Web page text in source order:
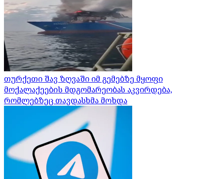
თურქეთი შავ ზღვაში იმ გემებზე მყოფი
მოქალაქეების მდგომარეობას აკვირდება,
რომლებზეც თავდასხმა მოხდა